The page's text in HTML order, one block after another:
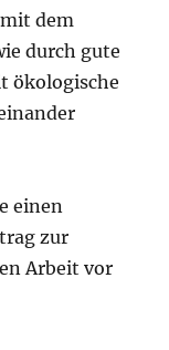
dem
durch gute
ökologische
einen
zur
Arbeit vor